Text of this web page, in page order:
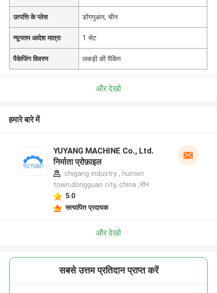
उत्पत्ति के प्लेस डोंगगुआन, चीन
न्यूनतम आदेश मात्रा 1 सेट
पैकेजिंग विवरण लकड़ी की पैकिंग
और देखो
हमारे बारे में
YUYANG MACHINE Co., Ltd.
निर्माता प्रोफ़ाइल
chigang industry , humen
town,dongguan city, china ,चीन
5.0
सत्यापित प्रदायक
और देखो
सबसे उत्तम प्रतिदान प्राप्त करें